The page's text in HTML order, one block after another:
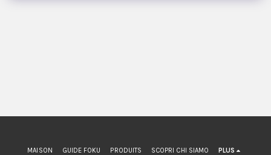
MAISON GUIDE FOKU PRODUITS SCOPRI CHI SIAMO PLUS